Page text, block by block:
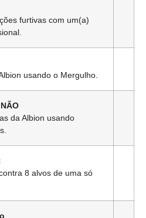
furtivas com um(a)
usando o Mergulho.
da Albion usando
8 alvos de uma só